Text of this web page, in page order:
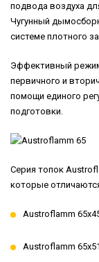
подвода воздуха
Чугунный
системе плотного
Эффективный
первичного и
помощи единого
подготовки.
Серия топок
которые
Austroflamm
Austroflamm